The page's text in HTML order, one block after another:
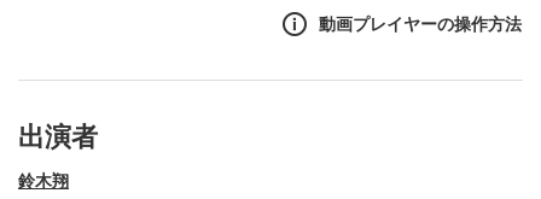
動画プレイヤーの操作方法
出演者
鈴木翔